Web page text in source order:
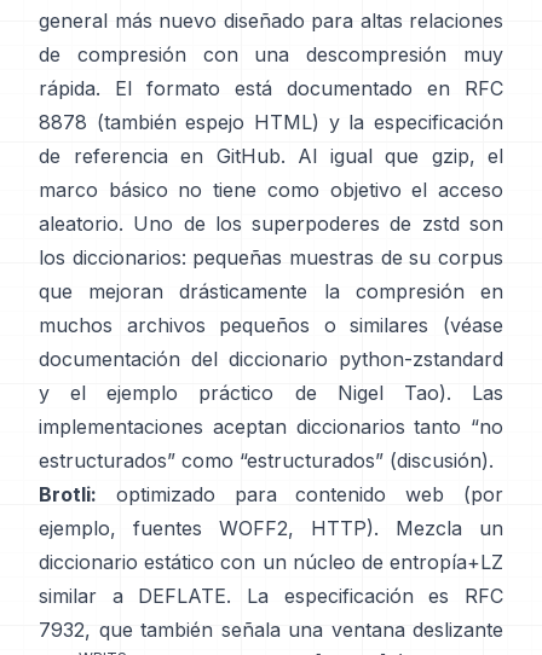
general más nuevo diseñado para altas relaciones
de compresión con una descompresión muy
rápida. El formato está documentado en
RFC
8878 (también espejo HTML) y la especificación
de referencia en GitHub. Al igual que gzip, el
marco básico no tiene como objetivo el acceso
aleatorio. Uno de los superpoderes de zstd son
los diccionarios: pequeñas muestras de su corpus
que mejoran drásticamente la compresión en
muchos archivos pequeños o similares (véase
documentación del diccionario python-zstandard
y
el ejemplo práctico de Nigel Tao). Las
implementaciones aceptan diccionarios tanto “no
estructurados” como “estructurados” (discusión).
Brotli: optimizado para contenido web (por
ejemplo, fuentes WOFF2, HTTP). Mezcla un
diccionario estático con un núcleo de entropía+LZ
similar a DEFLATE. La especificación es
RFC
7932, que también señala una ventana deslizante